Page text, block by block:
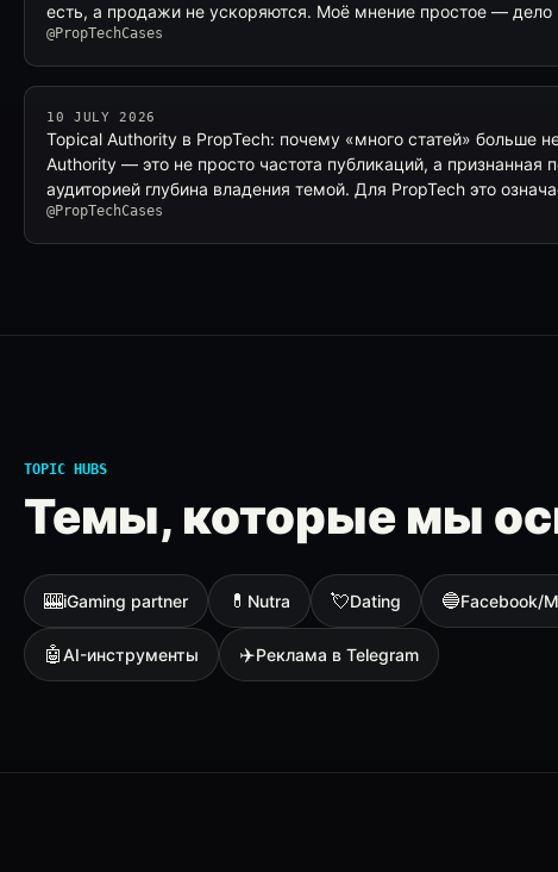
есть, а продажи не ускоряются. Моё мнение простое — дело
@PropTechCases
10 JULY 2026
Topical Authority в PropTech: почему «много статей» больше
Authority — это не просто частота публикаций, а
аудиторией глубина владения темой. Для PropTech это
@PropTechCases
TOPIC HUBS
Темы, которые мы
🎰iGaming partner 💊 Nutra 💘Dating 🔵Facebook/
🤖AI-инструменты ✈️Реклама в Telegram